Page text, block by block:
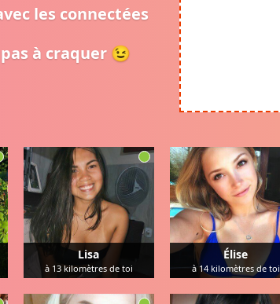
les connectées
à craquer 😉
Lisa
à 13kilomètres de toi
Élise
à 14kilomètres de toi